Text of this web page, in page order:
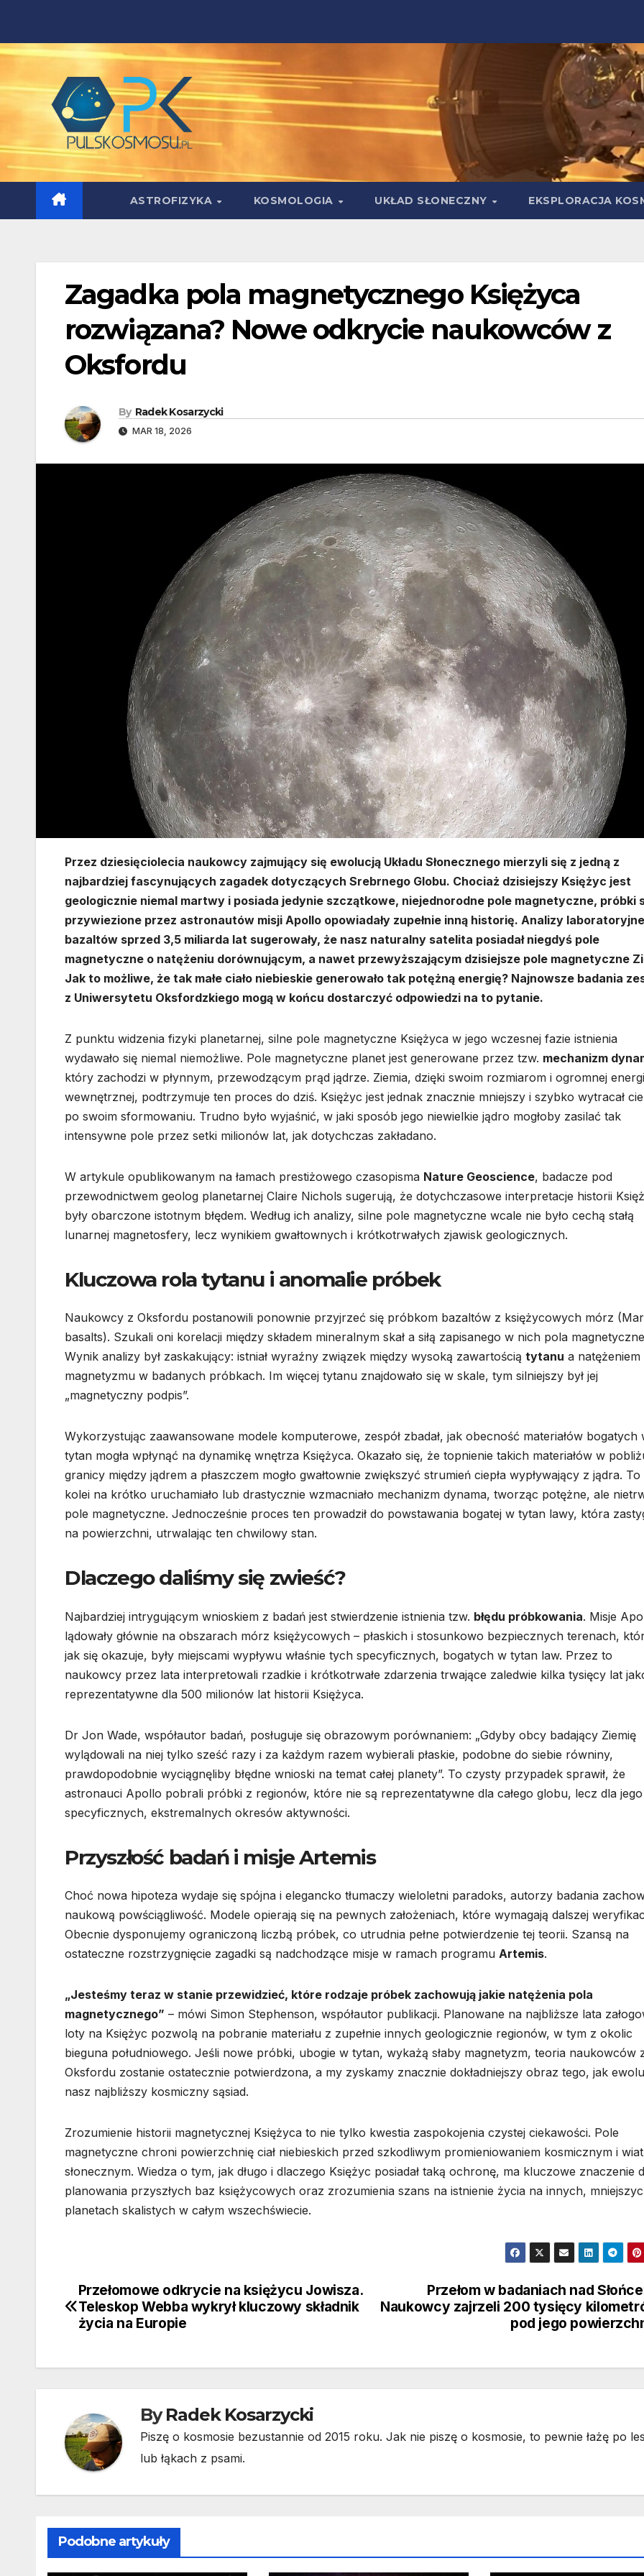
content
ASTROFIZYKA KOSMOLOGIA UKŁAD SŁONECZNY EKSPLORACJA
Zagadka pola magnetycznego Księżyca
rozwiązana? Nowe odkrycie naukowców z
Oksfordu
By Radek Kosarzycki
MAR 18, 2026
Przez dziesięciolecia naukowcy zajmujący się ewolucją Układu Słonecznego mierzyli się z jedną z
najbardziej fascynujących zagadek dotyczących Srebrnego Globu. Chociaż dzisiejszy Księżyc jest
geologicznie niemal martwy i posiada jedynie szczątkowe, niejednorodne pole magnetyczne, próbki
przywiezione przez astronautów misji Apollo opowiadały zupełnie inną historię. Analizy laboratoryjne
bazaltów sprzed 3,5 miliarda lat sugerowały, że nasz naturalny satelita posiadał niegdyś pole
magnetyczne o natężeniu dorównującym, a nawet przewyższającym dzisiejsze pole magnetyczne
Jak to możliwe, że tak małe ciało niebieskie generowało tak potężną energię? Najnowsze badania
z Uniwersytetu Oksfordzkiego mogą w końcu dostarczyć odpowiedzi na to pytanie.
Z punktu widzenia fizyki planetarnej, silne pole magnetyczne Księżyca w jego wczesnej fazie istnienia
wydawało się niemal niemożliwe. Pole magnetyczne planet jest generowane przez tzw. mechanizm
który zachodzi w płynnym, przewodzącym prąd jądrze. Ziemia, dzięki swoim rozmiarom i ogromnej
wewnętrznej, podtrzymuje ten proces do dziś. Księżyc jest jednak znacznie mniejszy i szybko wytracał
po swoim sformowaniu. Trudno było wyjaśnić, w jaki sposób jego niewielkie jądro mogłoby zasilać tak
intensywne pole przez setki milionów lat, jak dotychczas zakładano.
W artykule opublikowanym na łamach prestiżowego czasopisma Nature Geoscience, badacze pod
przewodnictwem geolog planetarnej Claire Nichols sugerują, że dotychczasowe interpretacje historii
były obarczone istotnym błędem. Według ich analizy, silne pole magnetyczne wcale nie było cechą stałą
lunarnej magnetosfery, lecz wynikiem gwałtownych i krótkotrwałych zjawisk geologicznych.
Kluczowa rola tytanu i anomalie próbek
Naukowcy z Oksfordu postanowili ponownie przyjrzeć się próbkom bazaltów z księżycowych mórz
basalts). Szukali oni korelacji między składem mineralnym skał a siłą zapisanego w nich pola
Wynik analizy był zaskakujący: istniał wyraźny związek między wysoką zawartością tytanu a natężeniem
magnetyzmu w badanych próbkach. Im więcej tytanu znajdowało się w skale, tym silniejszy był jej
„magnetyczny podpis”.
Wykorzystując zaawansowane modele komputerowe, zespół zbadał, jak obecność materiałów bogatych
tytan mogła wpłynąć na dynamikę wnętrza Księżyca. Okazało się, że topnienie takich materiałów w
granicy między jądrem a płaszczem mogło gwałtownie zwiększyć strumień ciepła wypływający z jądra. To
kolei na krótko uruchamiało lub drastycznie wzmacniało mechanizm dynama, tworząc potężne, ale
pole magnetyczne. Jednocześnie proces ten prowadził do powstawania bogatej w tytan lawy, która
na powierzchni, utrwalając ten chwilowy stan.
Dlaczego daliśmy się zwieść?
Najbardziej intrygującym wnioskiem z badań jest stwierdzenie istnienia tzw. błędu próbkowania. Misje
lądowały głównie na obszarach mórz księżycowych – płaskich i stosunkowo bezpiecznych terenach,
jak się okazuje, były miejscami wypływu właśnie tych specyficznych, bogatych w tytan law. Przez to
naukowcy przez lata interpretowali rzadkie i krótkotrwałe zdarzenia trwające zaledwie kilka tysięcy lat
reprezentatywne dla 500 milionów lat historii Księżyca.
Dr Jon Wade, współautor badań, posługuje się obrazowym porównaniem: „Gdyby obcy badający Ziemię
wylądowali na niej tylko sześć razy i za każdym razem wybierali płaskie, podobne do siebie równiny,
prawdopodobnie wyciągnęliby błędne wnioski na temat całej planety”. To czysty przypadek sprawił, że
astronauci Apollo pobrali próbki z regionów, które nie są reprezentatywne dla całego globu, lecz dla jego
specyficznych, ekstremalnych okresów aktywności.
Przyszłość badań i misje Artemis
Choć nowa hipoteza wydaje się spójna i elegancko tłumaczy wieloletni paradoks, autorzy badania
naukową powściągliwość. Modele opierają się na pewnych założeniach, które wymagają dalszej
Obecnie dysponujemy ograniczoną liczbą próbek, co utrudnia pełne potwierdzenie tej teorii. Szansą na
ostateczne rozstrzygnięcie zagadki są nadchodzące misje w ramach programu Artemis.
„Jesteśmy teraz w stanie przewidzieć, które rodzaje próbek zachowują jakie natężenia pola
magnetycznego” – mówi Simon Stephenson, współautor publikacji. Planowane na najbliższe lata
loty na Księżyc pozwolą na pobranie materiału z zupełnie innych geologicznie regionów, w tym z okolic
bieguna południowego. Jeśli nowe próbki, ubogie w tytan, wykażą słaby magnetyzm, teoria naukowców
Oksfordu zostanie ostatecznie potwierdzona, a my zyskamy znacznie dokładniejszy obraz tego, jak
nasz najbliższy kosmiczny sąsiad.
Zrozumienie historii magnetycznej Księżyca to nie tylko kwestia zaspokojenia czystej ciekawości. Pole
magnetyczne chroni powierzchnię ciał niebieskich przed szkodliwym promieniowaniem kosmicznym i
słonecznym. Wiedza o tym, jak długo i dlaczego Księżyc posiadał taką ochronę, ma kluczowe znaczenie
planowania przyszłych baz księżycowych oraz zrozumienia szans na istnienie życia na innych,
planetach skalistych w całym wszechświecie.
Nawigacja
wpisu
Przełom w badaniach nad
Naukowcy zajrzeli 200 tysięcy
pod jego
Przełomowe odkrycie na księżycu Jowisza.
Teleskop Webba wykrył kluczowy składnik
życia na Europie
ByRadek Kosarzycki
Piszę o kosmosie bezustannie od 2015 roku. Jak nie piszę o kosmosie, to pewnie łażę po
lub łąkach z psami.
Podobne artykuły